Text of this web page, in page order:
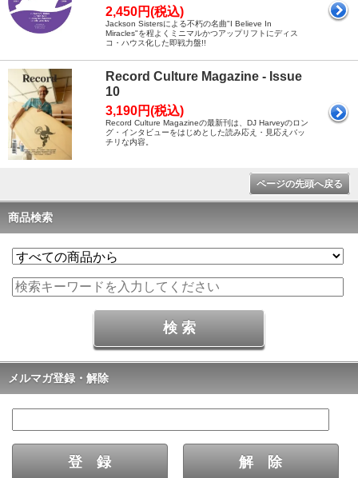
2,450円(税込)
Jackson Sistersによる不朽の名曲"I Believe In
Miracles"を程よくミニマルかつアップリフトにディス
コ・ハウス化した即戦力盤!!
Record Culture Magazine - Issue
10
3,190円(税込)
Record Culture Magazineの最新刊は、DJ Harveyのロン
グ・インタビューをはじめとした読み応え・見応えバッ
チリな内容。
ページの先頭へ戻る
商品検索
メルマガ登録・解除